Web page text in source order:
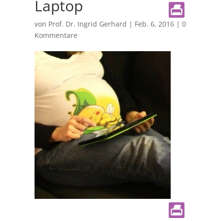
Laptop
von Prof. Dr. Ingrid Gerhard | Feb. 6, 2016| 0
Kommentare